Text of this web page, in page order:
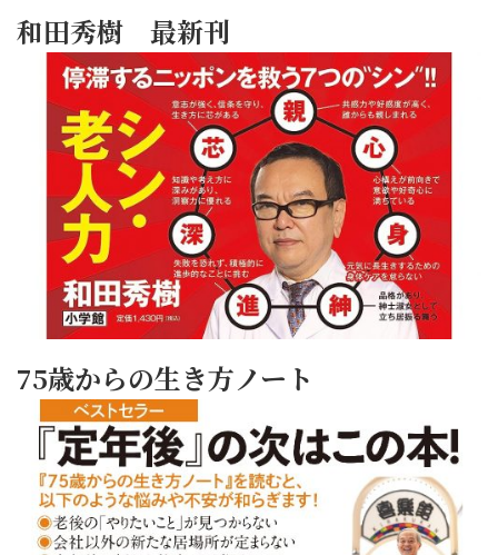
和田秀樹 最新刊
75歳からの生き方ノート